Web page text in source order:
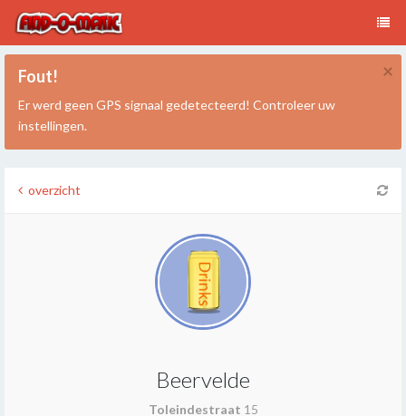
×
Fout!
Er werd geen GPS signaal gedetecteerd! Controleer uw
instellingen.
overzicht
Beervelde
Toleindestraat 15